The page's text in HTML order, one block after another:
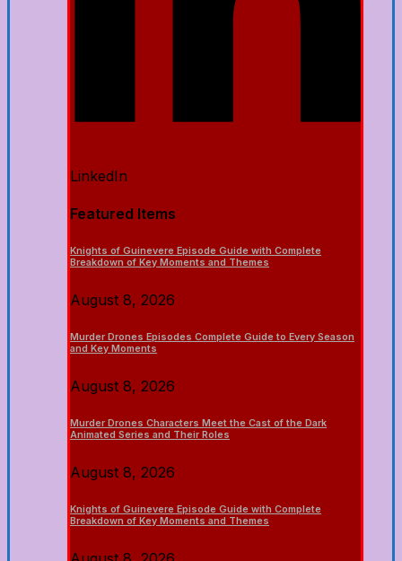
LinkedIn
Featured Items
Knights of Guinevere Episode Guide with Complete
Breakdown of Key Moments and Themes
August 8, 2026
Murder Drones Episodes Complete Guide to Every Season
and Key Moments
August 8, 2026
Murder Drones Characters Meet the Cast of the Dark
Animated Series and Their Roles
August 8, 2026
Knights of Guinevere Episode Guide with Complete
Breakdown of Key Moments and Themes